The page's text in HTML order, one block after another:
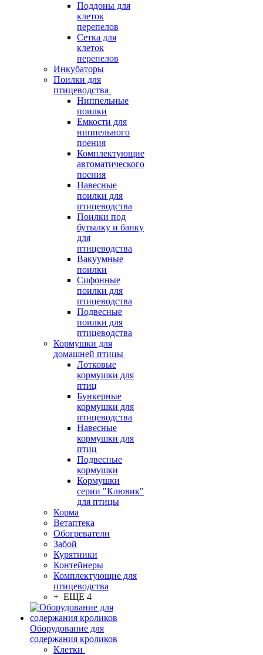
Поддоны для
клеток
перепелов
Сетка для
клеток
перепелов
Инкубаторы
Поилки для
птицеводства
Ниппельные
поилки
Емкости для
ниппельного
поения
Комплектующие
автоматического
поения
Навесные
поилки для
птицеводства
Поилки под
бутылку и банку
для
птицеводства
Вакуумные
поилки
Сифонные
поилки для
птицеводства
Подвесные
поилки для
птицеводства
Кормушки для
домашней птицы
Лотковые
кормушки для
птиц
Бункерные
кормушки для
птицеводства
Навесные
кормушки для
птиц
Подвесные
кормушки
Кормушки
серии "Клювик"
для птицы
Корма
Ветаптека
Обогреватели
Забой
Курятники
Контейнеры
Комплектующие для
птицеводства
+ ЕЩЕ 4
Оборудование для
содержания кроликов
Клетки